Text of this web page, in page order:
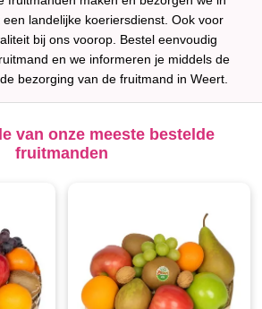
landelijke koeriersdienst. Ook voor
bij ons voorop. Bestel eenvoudig
en we informeren je middels de
bezorging van de fruitmand in Weert.
van onze meeste bestelde
fruitmanden